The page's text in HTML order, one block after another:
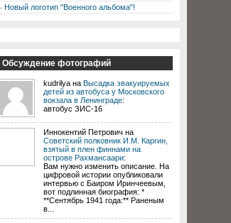
Новый логотип "Военного альбома"!
Обсуждение фотографий
kudrilya на Высадка эвакуируемых
детей из автобуса у Московского
вокзала в Ленинграде:
автобус ЗИС-16
Иннокентий Петрович на
Советский полковник И.М. Каргин,
взятый в плен финнами на
острове Рахмансаари:
Вам нужно изменить описание. На
цифровой истории опубликовали
интервью с Баиром Иринчеевым,
вот подлинная биография: *
**Сентябрь 1941 года:** Раненым
в...